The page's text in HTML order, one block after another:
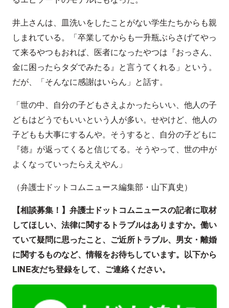
井上さんは、皿洗いをしたことがない学生たちからも親
しまれている。「卒業してからも一升瓶ぶらさげてやっ
て来るやつもおれば、医者になったやつは『おっさん、
金に困ったらタダでみたる』と言うてくれる」という。
だが、「そんなに感謝はいらん」と話す。
「世の中、自分の子どもさえよかったらいい、他人の子
どもはどうでもいいという人が多い。せやけど、他人の
子どもも大事にするんや。そうすると、自分の子どもに
『徳』が返ってくると信じてる。そうやって、世の中が
よくなっていったらええやん」
（弁護士ドットコムニュース編集部・山下真史）
【相談募集！】弁護士ドットコムニュースの記者に取材
してほしい、法律に関するトラブルはありますか。働い
ていて疑問に思ったこと、ご近所トラブル、男女・離婚
に関するものなど、情報をお待ちしています。以下から
LINE友だち登録をして、ご連絡ください。